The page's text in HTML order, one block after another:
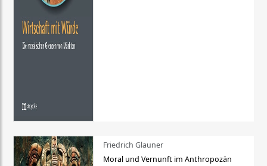
Friedrich Glauner
Moral und Vernunft im Anthropozän